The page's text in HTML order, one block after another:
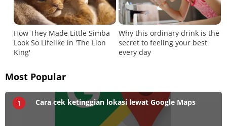
Most Popular
1 Cara cek ketinggian lokasi lewat Google Maps